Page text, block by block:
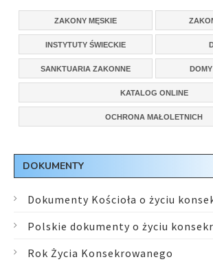
ZAKONY MĘSKIE
INSTYTUTY ŚWIECKIE
SANKTUARIA ZAKONNE
KATALOG ONLINE
OCHRONA MAŁOLETNICH
DOKUMENTY
Dokumenty Kościoła o życiu
Polskie dokumenty o życiu
Rok Życia Konsekrowanego